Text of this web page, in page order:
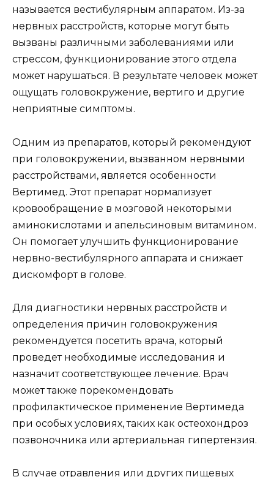
называется вестибулярным аппаратом. Из-за
нервных расстройств, которые могут быть
вызваны различными заболеваниями или
стрессом, функционирование этого отдела
может нарушаться. В результате человек может
ощущать головокружение, вертиго и другие
неприятные симптомы.
Одним из препаратов, который рекомендуют
при головокружении, вызванном нервными
расстройствами, является особенности
Вертимед. Этот препарат нормализует
кровообращение в мозговой некоторыми
аминокислотами и апельсиновым витамином.
Он помогает улучшить функционирование
нервно-вестибулярного аппарата и снижает
дискомфорт в голове.
Для диагностики нервных расстройств и
определения причин головокружения
рекомендуется посетить врача, который
проведет необходимые исследования и
назначит соответствующее лечение. Врач
может также порекомендовать
профилактическое применение Вертимеда
при особых условиях, таких как остеохондроз
позвоночника или артериальная гипертензия.
В случае отравления или других пищевых